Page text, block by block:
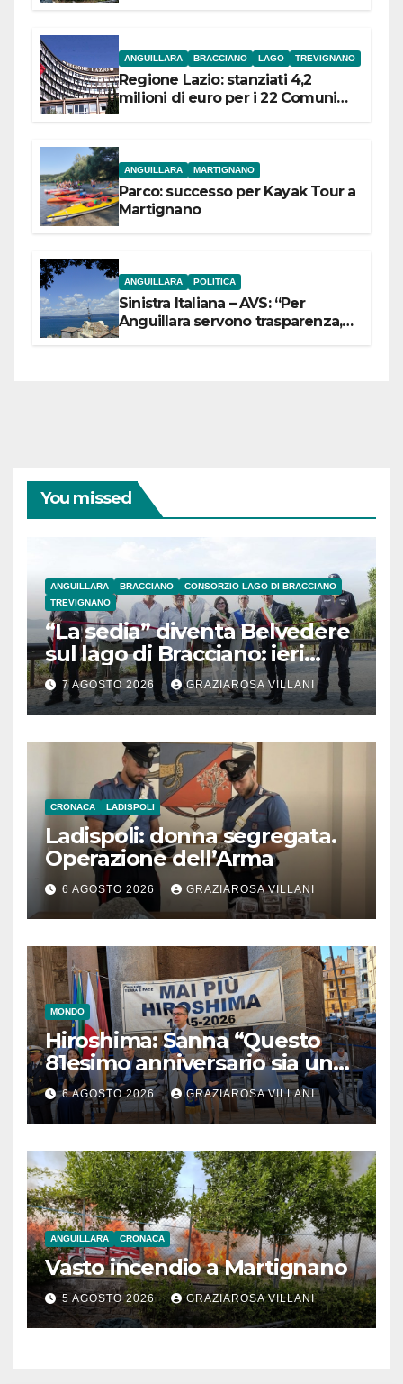
ANGUILLARA BRACCIANO LAGO TREVIGNANO
Regione Lazio: stanziati 4,2
milioni di euro per i 22 Comuni
ANGUILLARA MARTIGNANO
Parco: successo per Kayak Tour a
Martignano
ANGUILLARA POLITICA
Sinistra Italiana – AVS: “Per
Anguillara servono trasparenza,
You missed
ANGUILLARA BRACCIANO
CONSORZIO LAGO DI BRACCIANO
TREVIGNANO
“La sedia” diventa Belvedere
sul lago di Bracciano: ieri
l’inaugurazione
7 AGOSTO 2026 GRAZIAROSA VILLANI
CRONACA LADISPOLI
Ladispoli: donna segregata.
Operazione dell’Arma
6 AGOSTO 2026 GRAZIAROSA VILLANI
MONDO
Hiroshima: Sanna “Questo
81esimo anniversario sia un
monito per tutti”
6 AGOSTO 2026 GRAZIAROSA VILLANI
ANGUILLARA CRONACA
Vasto incendio a Martignano
5 AGOSTO 2026 GRAZIAROSA VILLANI